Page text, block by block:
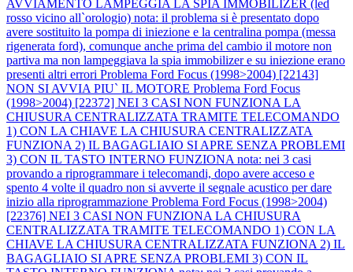
AVVIAMENTO LAMPEGGIA LA SPIA IMMOBILIZER (led
rosso vicino all`orologio) nota: il problema si è presentato dopo
avere sostituito la pompa di iniezione e la centralina pompa (messa
rigenerata ford), comunque anche prima del cambio il motore non
partiva ma non lampeggiava la spia immobilizer e su iniezione erano
presenti altri errori Problema Ford Focus (1998>2004) [22143]
NON SI AVVIA PIU` IL MOTORE Problema Ford Focus
(1998>2004) [22372] NEI 3 CASI NON FUNZIONA LA
CHIUSURA CENTRALIZZATA TRAMITE TELECOMANDO
1) CON LA CHIAVE LA CHIUSURA CENTRALIZZATA
FUNZIONA 2) IL BAGAGLIAIO SI APRE SENZA PROBLEMI
3) CON IL TASTO INTERNO FUNZIONA nota: nei 3 casi
provando a riprogrammare i telecomandi, dopo avere acceso e
spento 4 volte il quadro non si avverte il segnale acustico per dare
inizio alla riprogrammazione Problema Ford Focus (1998>2004)
[22376] NEI 3 CASI NON FUNZIONA LA CHIUSURA
CENTRALIZZATA TRAMITE TELECOMANDO 1) CON LA
CHIAVE LA CHIUSURA CENTRALIZZATA FUNZIONA 2) IL
BAGAGLIAIO SI APRE SENZA PROBLEMI 3) CON IL